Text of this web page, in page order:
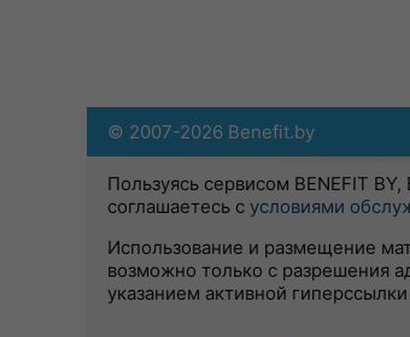
© 2007-2026 Benefit.by
Пользуясь сервисом BENEFIT
соглашаетесь с условиями
Использование и размещение
возможно только с разрешения
указанием активной